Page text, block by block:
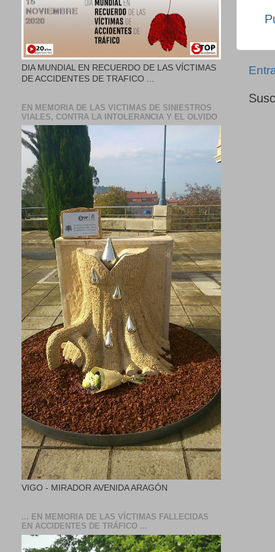
DIA MUNDIAL EN RECUERDO DE LAS VÍCTIMAS
DE ACCIDENTES DE TRAFICO ...
EN MEMORIA DE LAS VICTIMAS DE SINIESTROS
VIALES, CONTRA LA INTOLERANCIA Y EL OLVIDO
VIGO - MIRADOR AVENIDA ARAGÓN
... EN MEMORIA DE LAS VÍCTIMAS FALLECIDAS
EN ACCIDENTES DE TRÁFICO ...